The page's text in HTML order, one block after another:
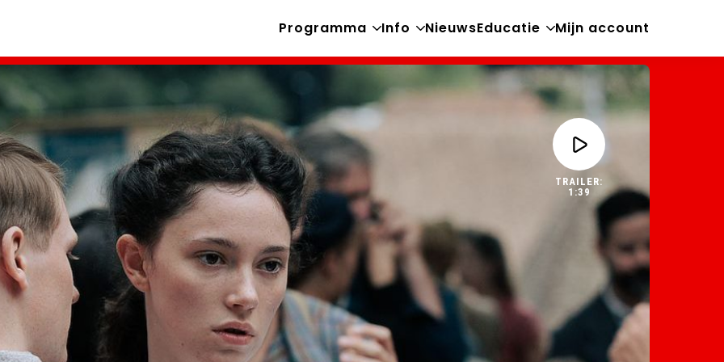
Programma
sub-
Info
sub-
menu
NieuwsEducatie
sub-
menu
Mijn account
TRAILER:
1:39